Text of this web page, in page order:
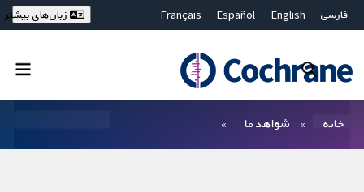
فارسی English
Español
Français
Bahasa Malaysia
ไทย
繁體中文
زبان‌های بیشتر
خانه شواهد ما